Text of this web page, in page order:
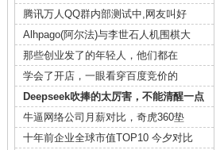
腾讯万人QQ群内部测试中,网友叫好
Alhpago(阿尔法)与李世石人机围棋大
那些创业发了的年轻人，他们都在
学会了开店，一眼看穿百度竞价的
Deepseek吹捧的太厉害，不能清醒一点
牛逼网络公司月薪对比，奇虎360垫
十年前企业全球市值TOP10 今夕对比